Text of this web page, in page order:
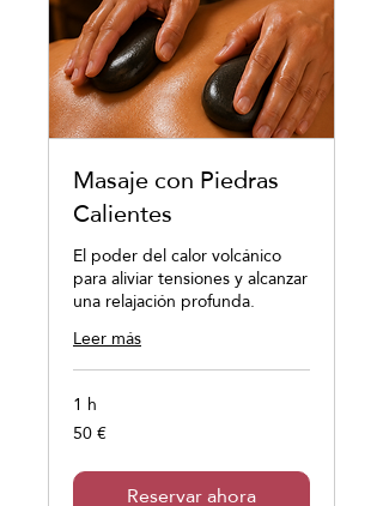
Masaje con Piedras
Calientes
El poder del calor volcánico
para aliviar tensiones y alcanzar
una relajación profunda.
Leer más
1 h
50
euros
50 €
Reservar ahora